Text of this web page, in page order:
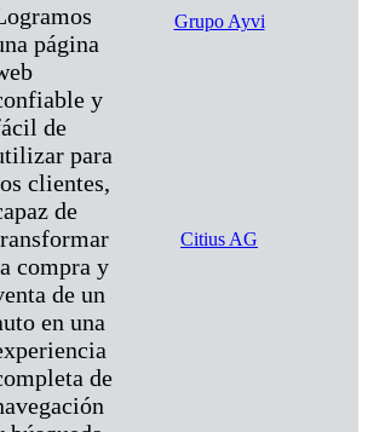
página
y
de
para
clientes,
de
compra y
de un
en una
de
Grupo Ayvi
Citius AG